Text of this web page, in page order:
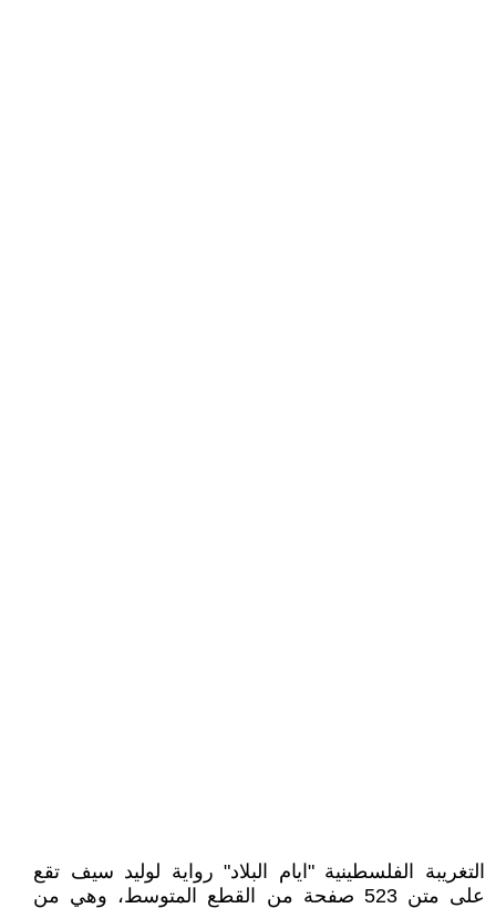
التغريبة الفلسطينية "ايام البلاد" رواية لوليد سيف تقع
على متن 523 صفحة من القطع المتوسط، وهي من